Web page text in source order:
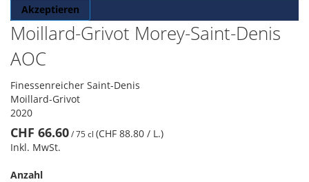
Akzeptieren
Moillard-Grivot Morey-Saint-Denis
AOC
Finessenreicher Saint-Denis
Moillard-Grivot
2020
CHF 66.60/75 cl (CHF 88.80 / L.)
Inkl. MwSt.
Anzahl